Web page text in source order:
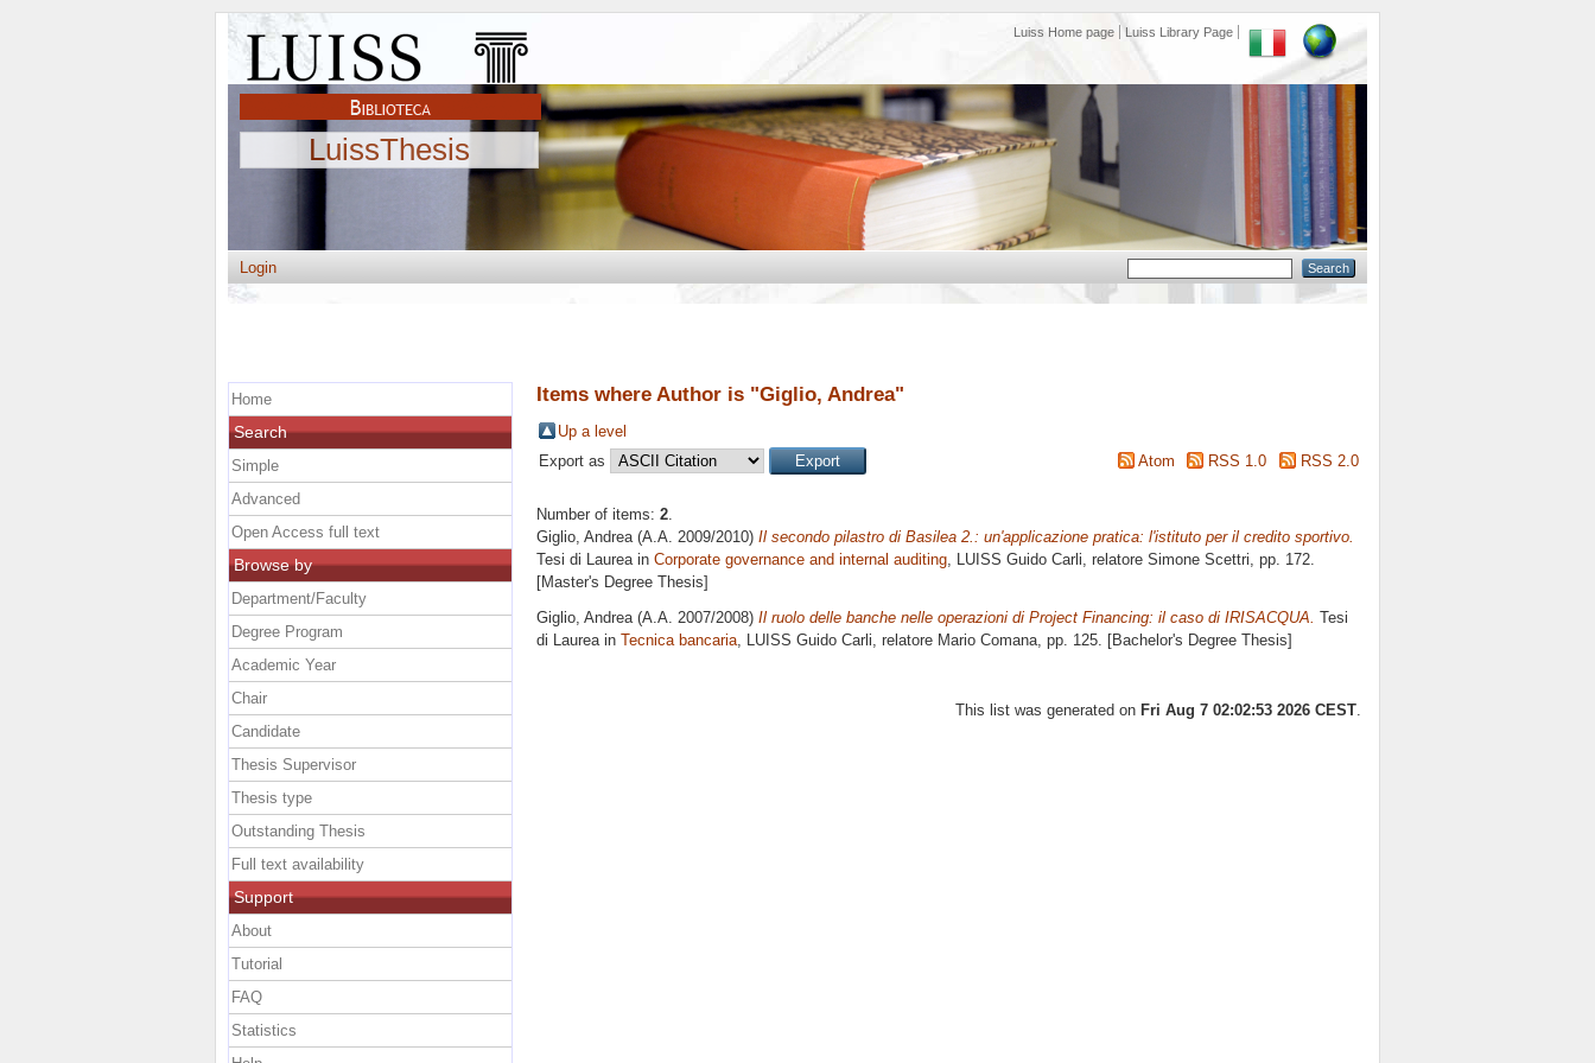
Luiss Home page Luiss Library Page
LuissThesis
Login
Items where Author is "Giglio, Andrea"
Up a level
Export as
Atom RSS 1.0 RSS 2.0
Number of items: 2.
Giglio, Andrea(A.A. 2009/2010) Il secondo pilastro di Basilea 2.: un'applicazione pratica: l'istituto per il credito sportivo.
Tesi di Laurea in Corporate governance and internal auditing, LUISS Guido Carli, relatore Simone Scettri, pp. 172.
[Master's Degree Thesis]
Giglio, Andrea (A.A. 2007/2008) Il ruolo delle banche nelle operazioni di Project Financing: il caso di IRISACQUA. Tesi
di Laurea in Tecnica bancaria , LUISS Guido Carli, relatore Mario Comana , pp. 125. [Bachelor's Degree Thesis]
This list was generated on Fri Aug 7 02:02:53 2026 CEST.
Home
Search
Simple
Advanced
Open Access full text
Browse by
Department/Faculty
Degree Program
Academic Year
Chair
Candidate
Thesis Supervisor
Thesis type
Outstanding Thesis
Full text availability
Support
About
Tutorial
FAQ
Statistics